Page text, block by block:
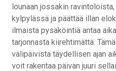
lounaan jossakin
kylpylässä ja päättää illan
ilmaista pysäköintiä antaa
tarjonnasta kiirehtimättä.
välipäivistä täydellisen ajan
voit rakentaa päivän juuri